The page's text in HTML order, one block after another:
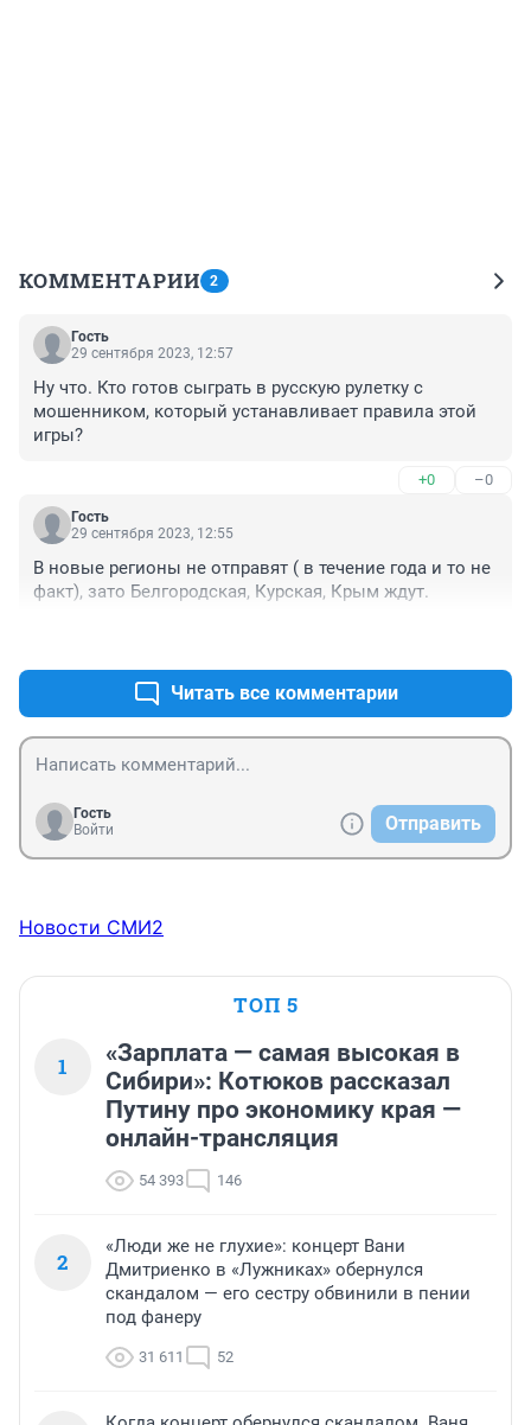
КОММЕНТАРИИ 2
Гость
29 сентября 2023, 12:57
Ну что. Кто готов сыграть в русскую рулетку с
мошенником, который устанавливает правила этой
игры?
+0 –0
Гость
29 сентября 2023, 12:55
В новые регионы не отправят ( в течение года и то не
факт), зато Белгородская, Курская, Крым ждут.
Читать все комментарии
Гость
Войти
Отправить
Новости СМИ2
ТОП 5
1
«Зарплата — самая высокая в
Сибири»: Котюков рассказал
Путину про экономику края —
онлайн-трансляция
54 393 146
2
«Люди же не глухие»: концерт Вани
Дмитриенко в «Лужниках» обернулся
скандалом — его сестру обвинили в пении
под фанеру
31 611 52